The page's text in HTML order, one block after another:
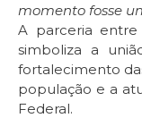
momento fosse
A parceria entre
simboliza a
fortalecimento
população e a
Federal.